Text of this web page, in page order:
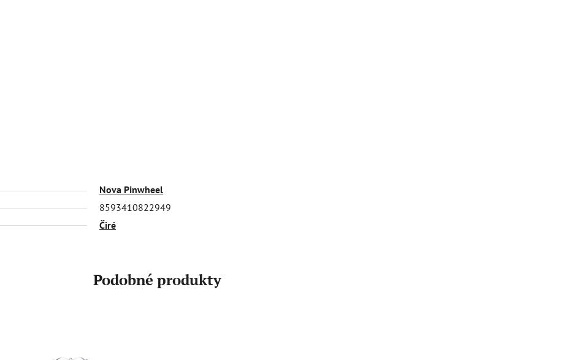
Nova Pinwheel
8593410822949
Čiré
Podobné produkty